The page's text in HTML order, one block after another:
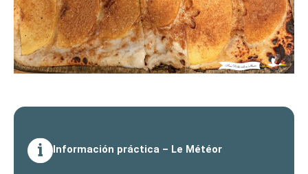
Información práctica – Le Météor